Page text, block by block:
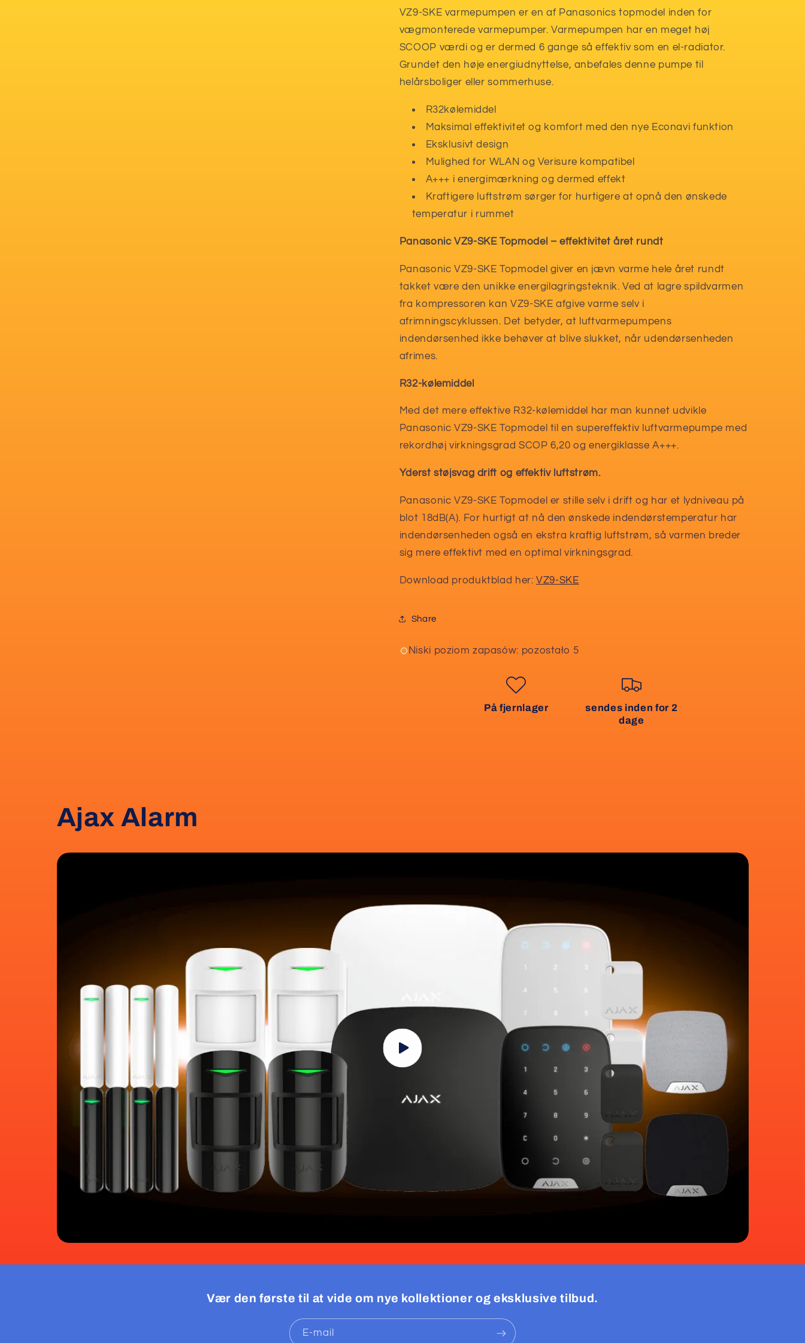
VZ9-SKE varmepumpen er en af Panasonics topmodel inden for
vægmonterede varmepumper. Varmepumpen har en meget høj
SCOOP værdi og er dermed 6 gange så effektiv som en el-radiator.
Grundet den høje energiudnyttelse, anbefales denne pumpe til
helårsboliger eller sommerhuse.
R32kølemiddel
Maksimal effektivitet og komfort med den nye Econavi funktion
Eksklusivt design
Mulighed for WLAN og Verisure kompatibel
A+++ i energimærkning og dermed effekt
Kraftigere luftstrøm sørger for hurtigere at opnå den ønskede
temperatur i rummet
Panasonic VZ9-SKE Topmodel – effektivitet året rundt
Panasonic VZ9-SKE Topmodel giver en jævn varme hele året rundt
takket være den unikke energilagringsteknik. Ved at lagre spildvarmen
fra kompressoren kan VZ9-SKE afgive varme selv i
afrimningscyklussen. Det betyder, at luftvarmepumpens
indendørsenhed ikke behøver at blive slukket, når udendørsenheden
afrimes.
R32-kølemiddel
Med det mere effektive R32-kølemiddel har man kunnet udvikle
Panasonic VZ9-SKE Topmodel til en supereffektiv luftvarmepumpe med
rekordhøj virkningsgrad SCOP 6,20 og energiklasse A+++.
Yderst støjsvag drift og effektiv luftstrøm.
Panasonic VZ9-SKE Topmodel er stille selv i drift og har et lydniveau på
blot 18dB(A). For hurtigt at nå den ønskede indendørstemperatur har
indendørsenheden også en ekstra kraftig luftstrøm, så varmen breder
sig mere effektivt med en optimal virkningsgrad.
Download produktblad her:VZ9-SKE
Share
Niski poziom zapasów: pozostało 5
På fjernlager
sendes inden for 2
dage
Ajax Alarm
Vær den første til at vide om nye kollektioner og eksklusive tilbud.
E-mail